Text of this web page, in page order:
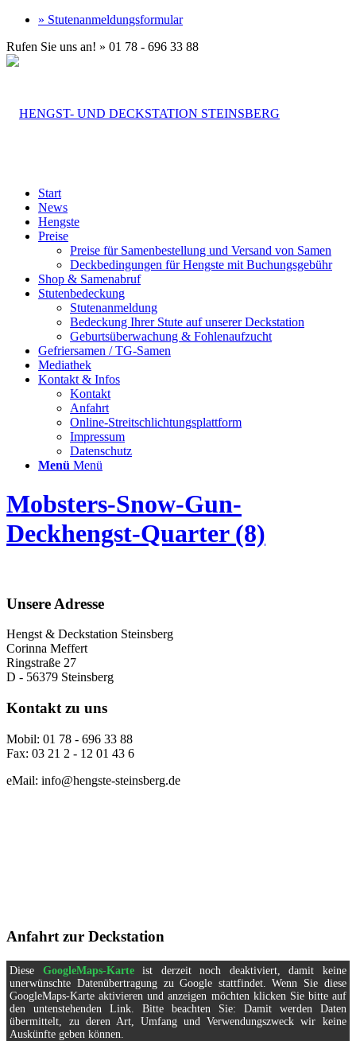
» Stutenanmeldungsformular
Rufen Sie uns an! » 01 78 - 696 33 88
Start
News
Hengste
Preise
Preise für Samenbestellung und Versand von Samen
Deckbedingungen für Hengste mit Buchungsgebühr
Shop & Samenabruf
Stutenbedeckung
Stutenanmeldung
Bedeckung Ihrer Stute auf unserer Deckstation
Geburtsüberwachung & Fohlenaufzucht
Gefriersamen / TG-Samen
Mediathek
Kontakt & Infos
Kontakt
Anfahrt
Online-Streitschlichtungsplattform
Impressum
Datenschutz
Menü Menü
Mobsters-Snow-Gun-
Deckhengst-Quarter (8)
Unsere Adresse
Hengst & Deckstation Steinsberg
Corinna Meffert
Ringstraße 27
D - 56379 Steinsberg
Kontakt zu uns
Mobil: 01 78 - 696 33 88
Fax: 03 21 2 - 12 01 43 6
eMail: info@hengste-steinsberg.de
Anfahrt zur Deckstation
Diese GoogleMaps-Karteist derzeit noch deaktiviert, damit keine
unerwünschte Datenübertragung zu Google stattfindet. Wenn Sie diese
GoogleMaps-Karte aktivieren und anzeigen möchten klicken Sie bitte auf
den untenstehenden Link. Bitte beachten Sie: Damit werden Daten
übermittelt, zu deren Art, Umfang und Verwendungszweck wir keine
Auskünfte geben können.